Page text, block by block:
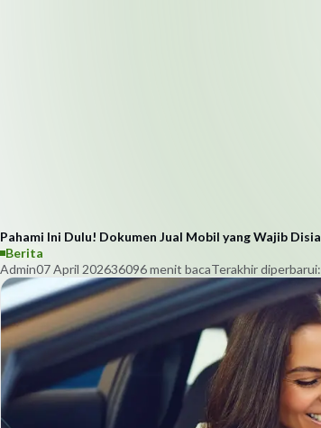
Pahami Ini Dulu! Dokumen Jual Mobil yang Wajib
Berita
Admin07 April 202636096menit bacaTerakhir diperbarui: